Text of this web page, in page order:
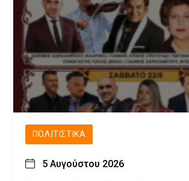
ΠΟΛΙΤΙΣΤΙΚΆ
5 Αυγούστου 2026